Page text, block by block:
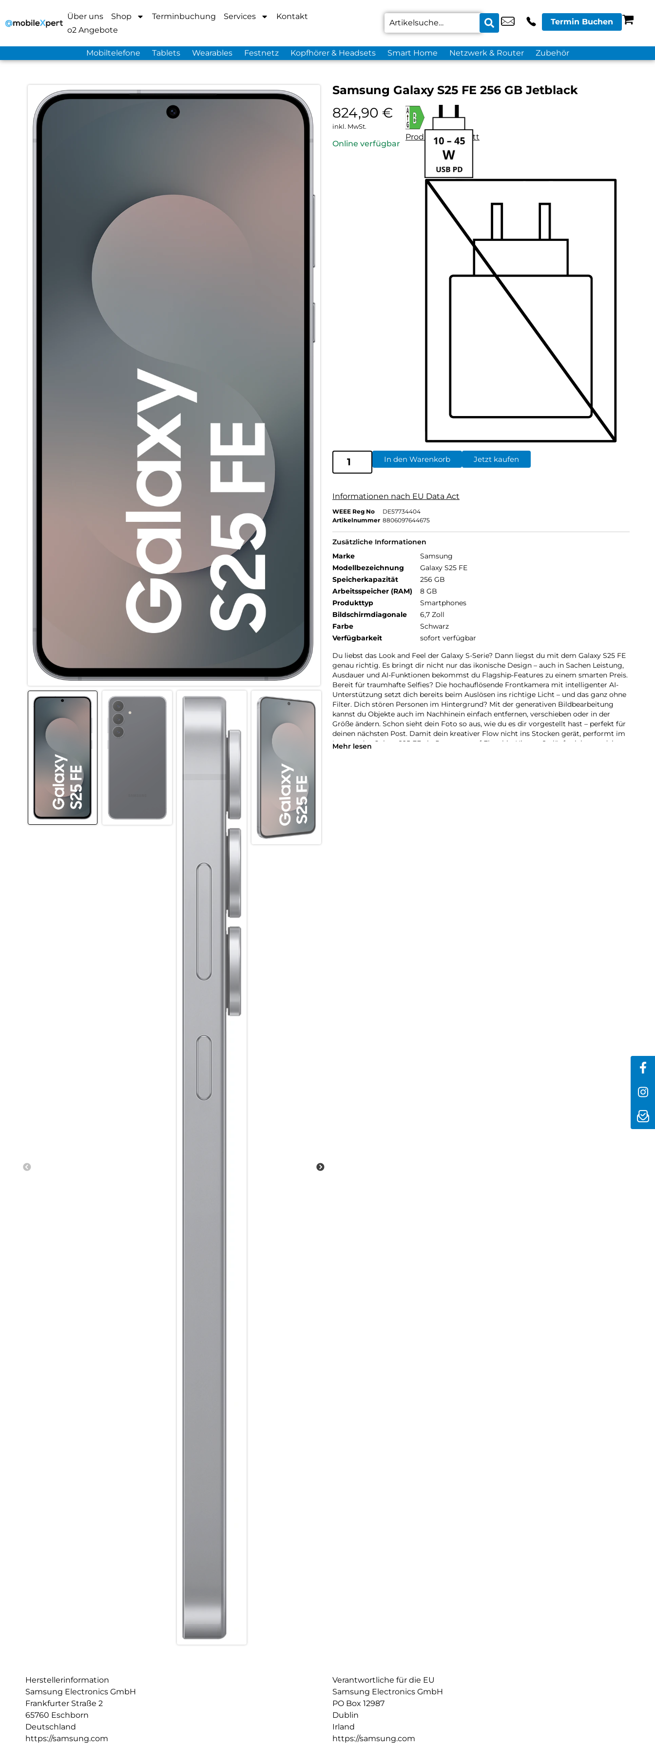
Über uns Shop Terminbuchung Services
Kontakt
o2 Angebote
Termin Buchen
Mobiltelefone Tablets Wearables Festnetz Kopfhörer & Headsets Smart Home Netzwerk & Router Zubehör
Samsung Galaxy S25 FE 256 GB Jetblack
824,90 €
inkl. MwSt.
Online verfügbar
Produktdatenblatt
In den Warenkorb Jetzt kaufen
Informationen nach EU Data Act
WEEE Reg No
DE57734404
Artikelnummer 8806097644675
Zusätzliche Informationen
Marke
Samsung
Modellbezeichnung
Galaxy S25 FE
Speicherkapazität
256 GB
Arbeitsspeicher (RAM)
8 GB
Produkttyp
Smartphones
Bildschirmdiagonale
6,7 Zoll
Farbe
Schwarz
Verfügbarkeit
sofort verfügbar
Du liebst das Look and Feel der Galaxy S-Serie? Dann liegst du mit dem Galaxy S25 FE
genau richtig. Es bringt dir nicht nur das ikonische Design – auch in Sachen Leistung,
Ausdauer und AI-Funktionen bekommst du Flagship-Features zu einem smarten Preis.
Bereit für traumhafte Selfies? Die hochauflösende Frontkamera mit intelligenter AI-
Unterstützung setzt dich bereits beim Auslösen ins richtige Licht – und das ganz ohne
Filter. Dich stören Personen im Hintergrund? Mit der generativen Bildbearbeitung
kannst du Objekte auch im Nachhinein einfach entfernen, verschieben oder in der
Größe ändern. Schon sieht dein Foto so aus, wie du es dir vorgestellt hast – perfekt für
deinen nächsten Post. Damit dein kreativer Flow nicht ins Stocken gerät, performt im
Inneren des Galaxy S25 FE ein Prozessor auf Flagship-Niveau. So läuft nicht nur deine
Mehr lesen
Herstellerinformation
Samsung Electronics GmbH
Frankfurter Straße 2
65760 Eschborn
Deutschland
https://samsung.com
Verantwortliche für die EU
Samsung Electronics GmbH
PO Box 12987
Dublin
Irland
https://samsung.com